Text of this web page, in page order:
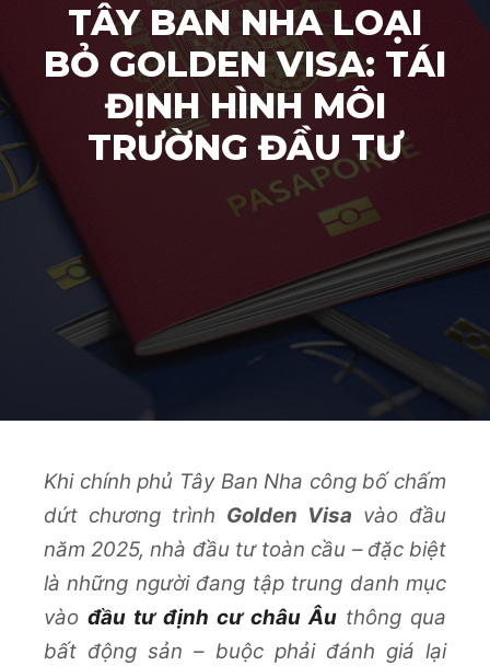
TÂY BAN NHA LOẠI
BỎ GOLDEN VISA: TÁI
ĐỊNH HÌNH MÔI
TRƯỜNG ĐẦU TƯ
Khi chính phủ Tây Ban Nha công bố chấm
dứt chương trình Golden Visa vào đầu
năm 2025, nhà đầu tư toàn cầu – đặc biệt
là những người đang tập trung danh mục
vào đầu tư định cư châu Âu thông qua
bất động sản – buộc phải đánh giá lại